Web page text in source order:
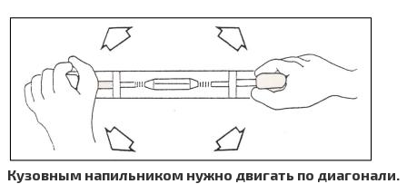
Кузов­ным напиль­ни­ком нуж­но дви­гать по диа­го­на­ли.